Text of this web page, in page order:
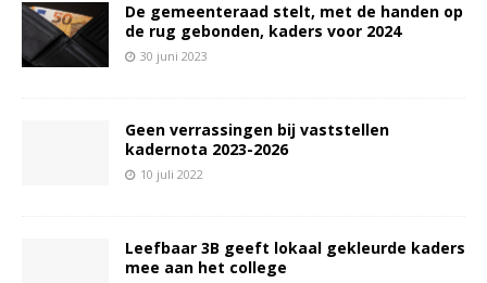
De gemeenteraad stelt, met de handen op
de rug gebonden, kaders voor 2024
30 juni 2023
Geen verrassingen bij vaststellen
kadernota 2023-2026
10 juli 2022
Leefbaar 3B geeft lokaal gekleurde kaders
mee aan het college